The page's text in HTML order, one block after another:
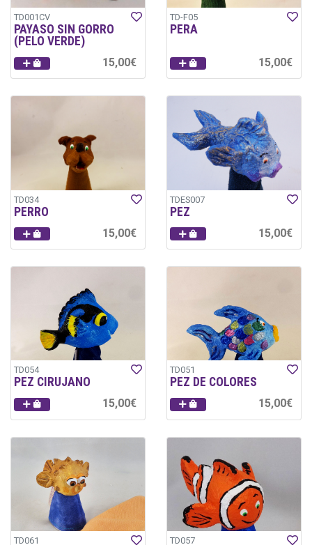
TD001CV
PAYASO SIN GORRO
(PELO VERDE)
15,00€
TD-F05
PERA
15,00€
TD034
PERRO
15,00€
TDES007
PEZ
15,00€
TD054
PEZ CIRUJANO
15,00€
TD051
PEZ DE COLORES
15,00€
TD061 TD057